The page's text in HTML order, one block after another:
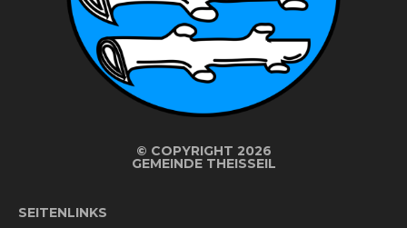
© COPYRIGHT 2026
GEMEINDE THEISSEIL
SEITENLINKS